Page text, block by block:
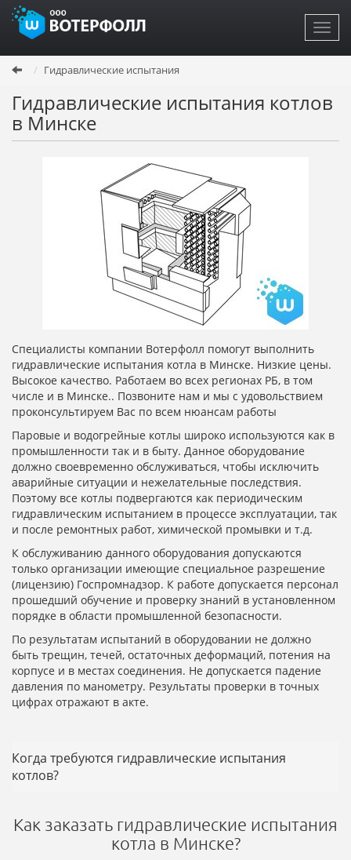
Перейти
основному
содержанию
Гидравлические испытания
Гидравлические испытания котлов
в Минске
Специалисты компании Вотерфолл помогут выполнить
гидравлические испытания котла в Минске. Низкие цены.
Высокое качество. Работаем во всех регионах РБ, в том
числе и в Минске.. Позвоните нам и мы с удовольствием
проконсультируем Вас по всем нюансам работы
Паровые и водогрейные котлы широко используются как в
промышленности так и в быту. Данное оборудование
должно своевременно обслуживаться, чтобы исключить
аварийные ситуации и нежелательные последствия.
Поэтому все котлы подвергаются как периодическим
гидравлическим испытанием в процессе эксплуатации, так
и после ремонтных работ, химической промывки и т.д.
К обслуживанию данного оборудования допускаются
только организации имеющие специальное разрешение
(лицензию) Госпромнадзор. К работе допускается персонал
прошедший обучение и проверку знаний в установленном
порядке в области промышленной безопасности.
По результатам испытаний в оборудовании не должно
быть трещин, течей, остаточных деформаций, потения на
корпусе и в местах соединения. Не допускается падение
давления по манометру. Результаты проверки в точных
цифрах отражают в акте.
Когда требуются гидравлические испытания
котлов?
Как заказать гидравлические испытания
котла в Минске?